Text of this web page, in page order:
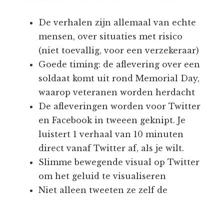
De verhalen zijn allemaal van echte
mensen, over situaties met risico
(niet toevallig, voor een verzekeraar)
Goede timing: de aflevering over een
soldaat komt uit rond Memorial Day,
waarop veteranen worden herdacht
De afleveringen worden voor Twitter
en Facebook in tweeen geknipt. Je
luistert 1 verhaal van 10 minuten
direct vanaf Twitter af, als je wilt.
Slimme bewegende visual op Twitter
om het geluid te visualiseren
Niet alleen tweeten ze zelf de